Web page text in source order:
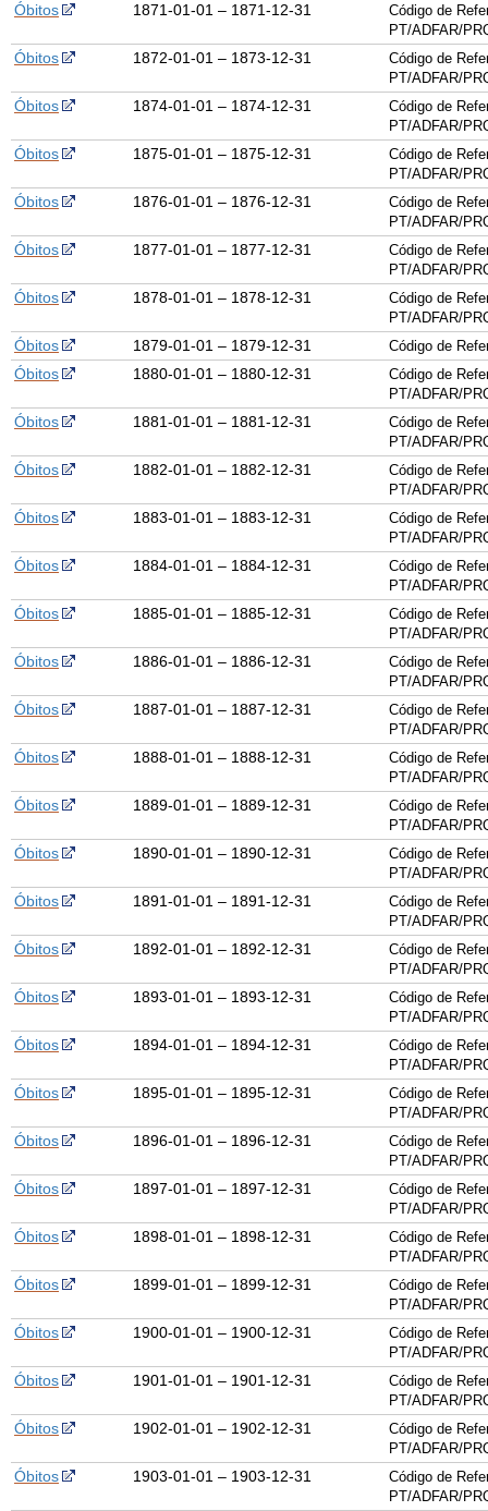
Óbitos 1871-01-01 – 1871-12-31
Código de
PT/ADFAR/
Óbitos 1872-01-01 – 1873-12-31
Código de
PT/ADFAR/
Óbitos 1874-01-01 – 1874-12-31
Código de
PT/ADFAR/
Óbitos 1875-01-01 – 1875-12-31
Código de
PT/ADFAR/
Óbitos 1876-01-01 – 1876-12-31
Código de
PT/ADFAR/
Óbitos 1877-01-01 – 1877-12-31
Código de
PT/ADFAR/
Óbitos 1878-01-01 – 1878-12-31
Código de
PT/ADFAR/
Óbitos 1879-01-01 – 1879-12-31 Código de
Óbitos 1880-01-01 – 1880-12-31
Código de
PT/ADFAR/
Óbitos 1881-01-01 – 1881-12-31
Código de
PT/ADFAR/
Óbitos 1882-01-01 – 1882-12-31
Código de
PT/ADFAR/
Óbitos 1883-01-01 – 1883-12-31
Código de
PT/ADFAR/
Óbitos 1884-01-01 – 1884-12-31
Código de
PT/ADFAR/
Óbitos 1885-01-01 – 1885-12-31
Código de
PT/ADFAR/
Óbitos 1886-01-01 – 1886-12-31
Código de
PT/ADFAR/
Óbitos 1887-01-01 – 1887-12-31
Código de
PT/ADFAR/
Óbitos 1888-01-01 – 1888-12-31
Código de
PT/ADFAR/
Óbitos 1889-01-01 – 1889-12-31
Código de
PT/ADFAR/
Óbitos 1890-01-01 – 1890-12-31
Código de
PT/ADFAR/
Óbitos 1891-01-01 – 1891-12-31
Código de
PT/ADFAR/
Óbitos 1892-01-01 – 1892-12-31
Código de
PT/ADFAR/
Óbitos 1893-01-01 – 1893-12-31
Código de
PT/ADFAR/
Óbitos 1894-01-01 – 1894-12-31
Código de
PT/ADFAR/
Óbitos 1895-01-01 – 1895-12-31
Código de
PT/ADFAR/
Óbitos 1896-01-01 – 1896-12-31
Código de
PT/ADFAR/
Óbitos 1897-01-01 – 1897-12-31
Código de
PT/ADFAR/
Óbitos 1898-01-01 – 1898-12-31
Código de
PT/ADFAR/
Óbitos 1899-01-01 – 1899-12-31
Código de
PT/ADFAR/
Óbitos 1900-01-01 – 1900-12-31
Código de
PT/ADFAR/
Óbitos 1901-01-01 – 1901-12-31
Código de
PT/ADFAR/
Óbitos 1902-01-01 – 1902-12-31
Código de
PT/ADFAR/
Óbitos 1903-01-01 – 1903-12-31
Código de
PT/ADFAR/